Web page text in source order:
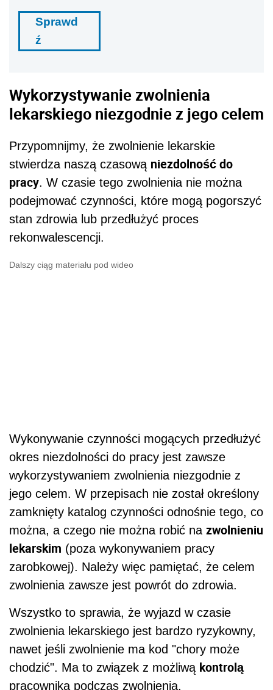
Sprawd
ź
Wykorzystywanie zwolnienia
lekarskiego niezgodnie z jego celem
Przypomnijmy, że zwolnienie lekarskie
stwierdza naszą czasową niezdolność do
pracy. W czasie tego zwolnienia nie można
podejmować czynności, które mogą pogorszyć
stan zdrowia lub przedłużyć proces
rekonwalescencji.
Dalszy ciąg materiału pod wideo
Wykonywanie czynności mogących przedłużyć
okres niezdolności do pracy jest zawsze
wykorzystywaniem zwolnienia niezgodnie z
jego celem. W przepisach nie został określony
zamknięty katalog czynności odnośnie tego, co
można, a czego nie można robić na zwolnieniu
lekarskim (poza wykonywaniem pracy
zarobkowej). Należy więc pamiętać, że celem
zwolnienia zawsze jest powrót do zdrowia.
Wszystko to sprawia, że wyjazd w czasie
zwolnienia lekarskiego jest bardzo ryzykowny,
nawet jeśli zwolnienie ma kod "chory może
chodzić". Ma to związek z możliwą kontrolą
pracownika podczas zwolnienia.